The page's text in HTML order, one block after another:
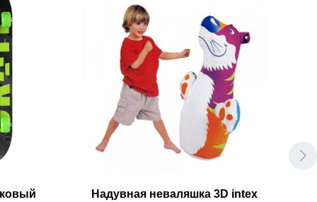
Надувная неваляшка 3D intex